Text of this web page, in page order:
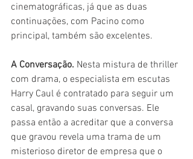
cinematográficas, já que as duas
continuações, com Pacino como
principal, também são excelentes.
A Conversação. Nesta mistura de thriller
com drama, o especialista em escutas
Harry Caul é contratado para seguir um
casal, gravando suas conversas. Ele
passa então a acreditar que a conversa
que gravou revela uma trama de um
misterioso diretor de empresa que o